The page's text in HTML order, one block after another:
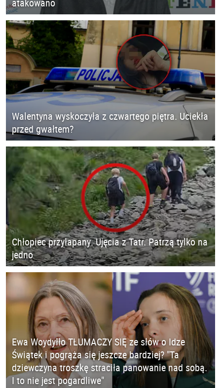
atakowano
Walentyna wyskoczyła z czwartego piętra. Uciekła
przed gwałtem?
Chłopiec przyłapany. Ujęcia z Tatr. Patrzą tylko na
jedno
Ewa Woydyłło TŁUMACZY SIĘ ze słów o Idze
Świątek i pogrąża się jeszcze bardziej? "Ta
dziewczyna troszkę straciła panowanie nad sobą.
I to nie jest pogardliwe"